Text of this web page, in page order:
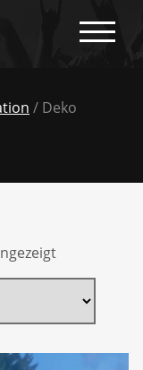
/ Deko